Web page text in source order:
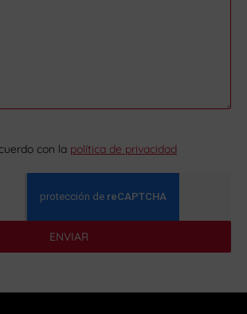
con la política de privacidad
ENVIAR